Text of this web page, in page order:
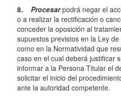
8.
Procesarpodrá negar el
o a realizar la rectificación o
conceder la oposición al
supuestos previstos en la Ley
como en la Normatividad que
caso en el cual deberá justificar
informar a la Persona Titular el
solicitar el inicio del
ante la autoridad competente.